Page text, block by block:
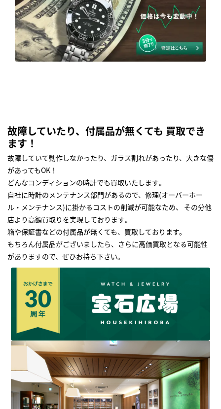
故障していたり、付属品が無くても 買取でき
ます！
故障していて動作しなかったり、ガラス割れがあったり、大きな傷
があってもOK！
どんなコンディションの時計でも買取いたします｡
自社に時計のメンテナンス部門があるので、修理(オーバーホー
ル・メンテナンス)に掛かるコストの削減が可能なため、 その分他
店より高額買取りを実現しております｡
箱や保証書などの付属品が無くても、買取しております。
もちろん付属品がございましたら、さらに高価買取となる可能性
がありますので、ぜひお持ち下さい｡